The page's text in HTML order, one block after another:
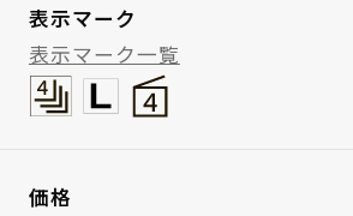
表示マーク
表示マーク一覧
価格